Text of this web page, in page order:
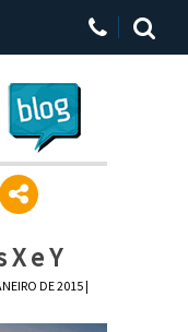
e Y
DE 2015 |